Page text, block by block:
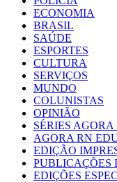
ECONOMIA
BRASIL
SAÚDE
ESPORTES
CULTURA
SERVIÇOS
MUNDO
COLUNISTAS
OPINIÃO
SÉRIES AGORA
AGORA RN
EDIÇÃO
PUBLICAÇÕES
EDIÇÕES